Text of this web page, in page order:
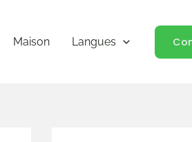
Maison Langues